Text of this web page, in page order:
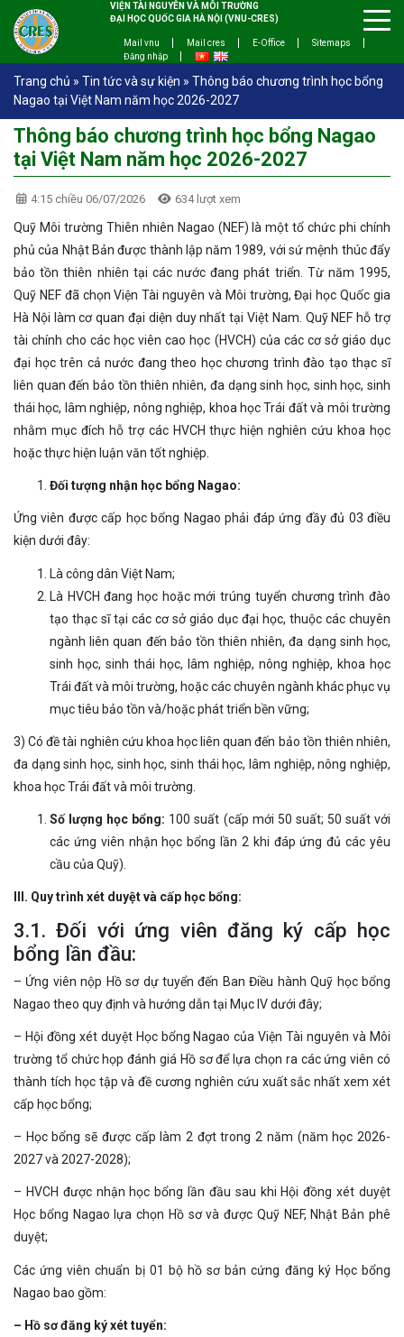
VIỆN TÀI NGUYÊN VÀ MÔI TRƯỜNG
ĐẠI HỌC QUỐC GIA HÀ NỘI (VNU-CRES)
Mail vnu Mail cres E-Office
Sitemaps
Đăng nhập
Trang chủ » Tin tức và sự kiện » Thông báo chương trình học bổng
Nagao tại Việt Nam năm học 2026-2027
Thông báo chương trình học bổng Nagao
tại Việt Nam năm học 2026-2027
4:15 chiều 06/07/2026 634 lượt xem
Quỹ Môi trường Thiên nhiên Nagao (NEF) là một tổ chức phi chính
phủ của Nhật Bản được thành lập năm 1989, với sứ mệnh thúc đẩy
bảo tồn thiên nhiên tại các nước đang phát triển. Từ năm 1995,
Quỹ NEF đã chọn Viện Tài nguyên và Môi trường, Đại học Quốc gia
Hà Nội làm cơ quan đại diện duy nhất tại Việt Nam. Quỹ NEF hỗ trợ
tài chính cho các học viên cao học (HVCH) của các cơ sở giáo dục
đại học trên cả nước đang theo học chương trình đào tạo thạc sĩ
liên quan đến bảo tồn thiên nhiên, đa dạng sinh học, sinh học, sinh
thái học, lâm nghiệp, nông nghiệp, khoa học Trái đất và môi trường
nhằm mục đích hỗ trợ các HVCH thực hiện nghiên cứu khoa học
hoặc thực hiện luận văn tốt nghiệp.
Đối tượng nhận học bổng Nagao:
Ứng viên được cấp học bổng Nagao phải đáp ứng đầy đủ 03 điều
kiện dưới đây:
Là công dân Việt Nam;
Là HVCH đang học hoặc mới trúng tuyển chương trình đào
tạo thạc sĩ tại các cơ sở giáo dục đại học, thuộc các chuyên
ngành liên quan đến bảo tồn thiên nhiên, đa dạng sinh học,
sinh học, sinh thái học, lâm nghiệp, nông nghiệp, khoa học
Trái đất và môi trường, hoặc các chuyên ngành khác phục vụ
mục tiêu bảo tồn và/hoặc phát triển bền vững;
3) Có đề tài nghiên cứu khoa học liên quan đến bảo tồn thiên nhiên,
đa dạng sinh học, sinh học, sinh thái học, lâm nghiệp, nông nghiệp,
khoa học Trái đất và môi trường.
Số lượng học bổng: 100 suất (cấp mới 50 suất; 50 suất với
các ứng viên nhận học bổng lần 2 khi đáp ứng đủ các yêu
cầu của Quỹ).
III. Quy trình xét duyệt và cấp học bổng:
3.1. Đối với ứng viên đăng ký cấp học
bổng lần đầu:
– Ứng viên nộp Hồ sơ dự tuyển đến Ban Điều hành Quỹ học bổng
Nagao theo quy định và hướng dẫn tại Mục IV dưới đây;
– Hội đồng xét duyệt Học bổng Nagao của Viện Tài nguyên và Môi
trường tổ chức họp đánh giá Hồ sơ để lựa chọn ra các ứng viên có
thành tích học tập và đề cương nghiên cứu xuất sắc nhất xem xét
cấp học bổng;
– Học bổng sẽ được cấp làm 2 đợt trong 2 năm (năm học 2026-
2027 và 2027-2028);
– HVCH được nhận học bổng lần đầu sau khi Hội đồng xét duyệt
Học bổng Nagao lựa chọn Hồ sơ và được Quỹ NEF, Nhật Bản phê
duyệt;
Các ứng viên chuẩn bị 01 bộ hồ sơ bản cứng đăng ký Học bổng
Nagao bao gồm:
– Hồ sơ đăng ký xét tuyển: